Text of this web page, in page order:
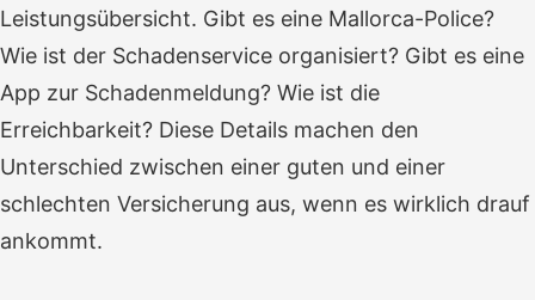
Leistungsübersicht. Gibt es eine Mallorca-Police?
Wie ist der Schadenservice organisiert? Gibt es eine
App zur Schadenmeldung? Wie ist die
Erreichbarkeit? Diese Details machen den
Unterschied zwischen einer guten und einer
schlechten Versicherung aus, wenn es wirklich drauf
ankommt.